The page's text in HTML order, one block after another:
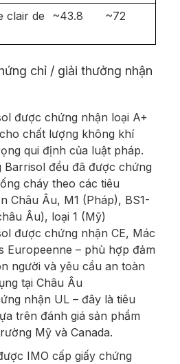
clair de
~43.8 ~72
chỉ / giải thưởng nhận
được chứng nhận loại A+
chất lượng không khí
qui định của luật pháp.
Barrisol đều đã được chứng
cháy theo các tiêu
Châu Âu, M1 (Pháp), BS1-
Âu), loại 1 (Mỹ)
được chứng nhận CE, Mác
Europeenne – phù hợp đảm
người và yêu cầu an toàn
tại Châu Âu
nhận UL – đây là tiêu
trên đánh giá sản phẩm
Mỹ và Canada.
IMO cấp giấy chứng